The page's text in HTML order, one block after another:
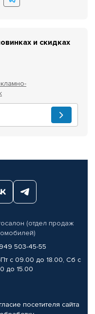
и скидках
(отдел продаж
503-45-55
с 09.00 до 18.00, Сб с
до 15.00
посетителя сайта